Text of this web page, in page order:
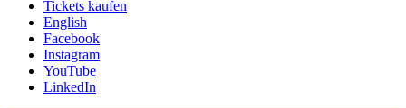
Tickets kaufen
English
Facebook
Instagram
YouTube
LinkedIn